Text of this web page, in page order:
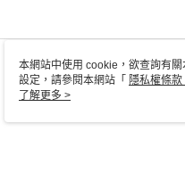
本網站中使用 cookie，欲查詢有
設定，請參閱本網站「 隱私權條款
使用 cookie。
了解更多 >